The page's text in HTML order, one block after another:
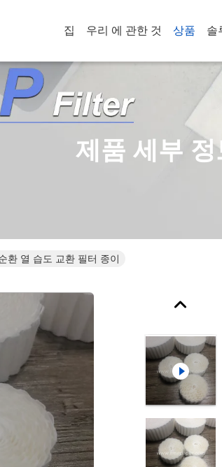
집 우리 에 관한 것 상품 솔
제품 세부 정
환 열 습도 교환 필터 종이